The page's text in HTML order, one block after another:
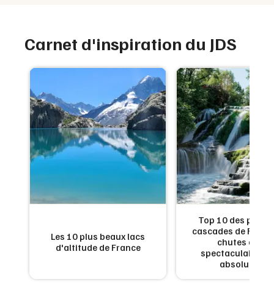
Carnet d'inspiration du JDS
Les 10 plus beaux lacs
d'altitude de France
Top 10 des plus
cascades de
chutes d'eau
spectaculaires à
absolument